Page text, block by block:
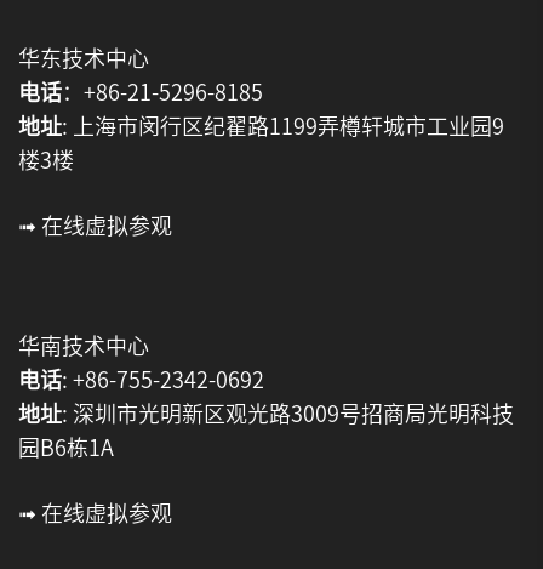
华东技术中心
电话：+86-21-5296-8185
地址: 上海市闵行区纪翟路1199弄樽轩城市工业园9
楼3楼
➟ 在线虚拟参观
华南技术中心
电话: +86-755-2342-0692
地址: 深圳市光明新区观光路3009号招商局光明科技
园B6栋1A
➟ 在线虚拟参观